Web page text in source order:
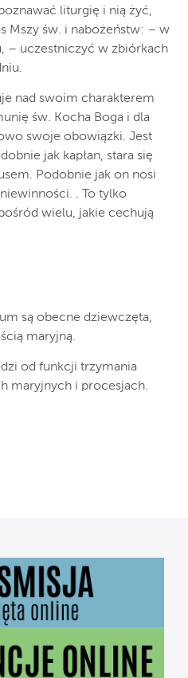
liturgię i nią żyć,
Mszy św. i nabożeństw: – w
– uczestniczyć w zbiórkach
nad swoim charakterem
św. Kocha Boga i dla
swoje obowiązki. Jest
jak kapłan, stara się
Podobnie jak on nosi
. To tylko
wielu, jakie cechują
są obecne dziewczęta,
maryjną.
od funkcji trzymania
maryjnych i procesjach.